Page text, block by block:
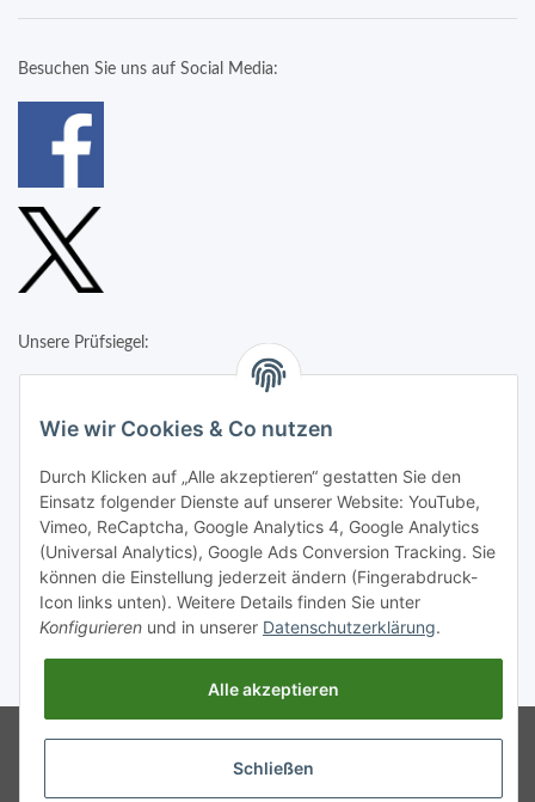
Besuchen Sie uns auf Social Media:
Unsere Prüfsiegel:
Google Analytics deaktivieren Status:
Powered byJTL-Shop
Wie wir Cookies & Co nutzen
Durch Klicken auf „Alle akzeptieren“ gestatten Sie den
Einsatz folgender Dienste auf unserer Website: YouTube,
Vimeo, ReCaptcha, Google Analytics 4, Google Analytics
(Universal Analytics), Google Ads Conversion Tracking. Sie
können die Einstellung jederzeit ändern (Fingerabdruck-
Icon links unten). Weitere Details finden Sie unter
Konfigurieren und in unserer Datenschutzerklärung.
Alle akzeptieren
Schließen